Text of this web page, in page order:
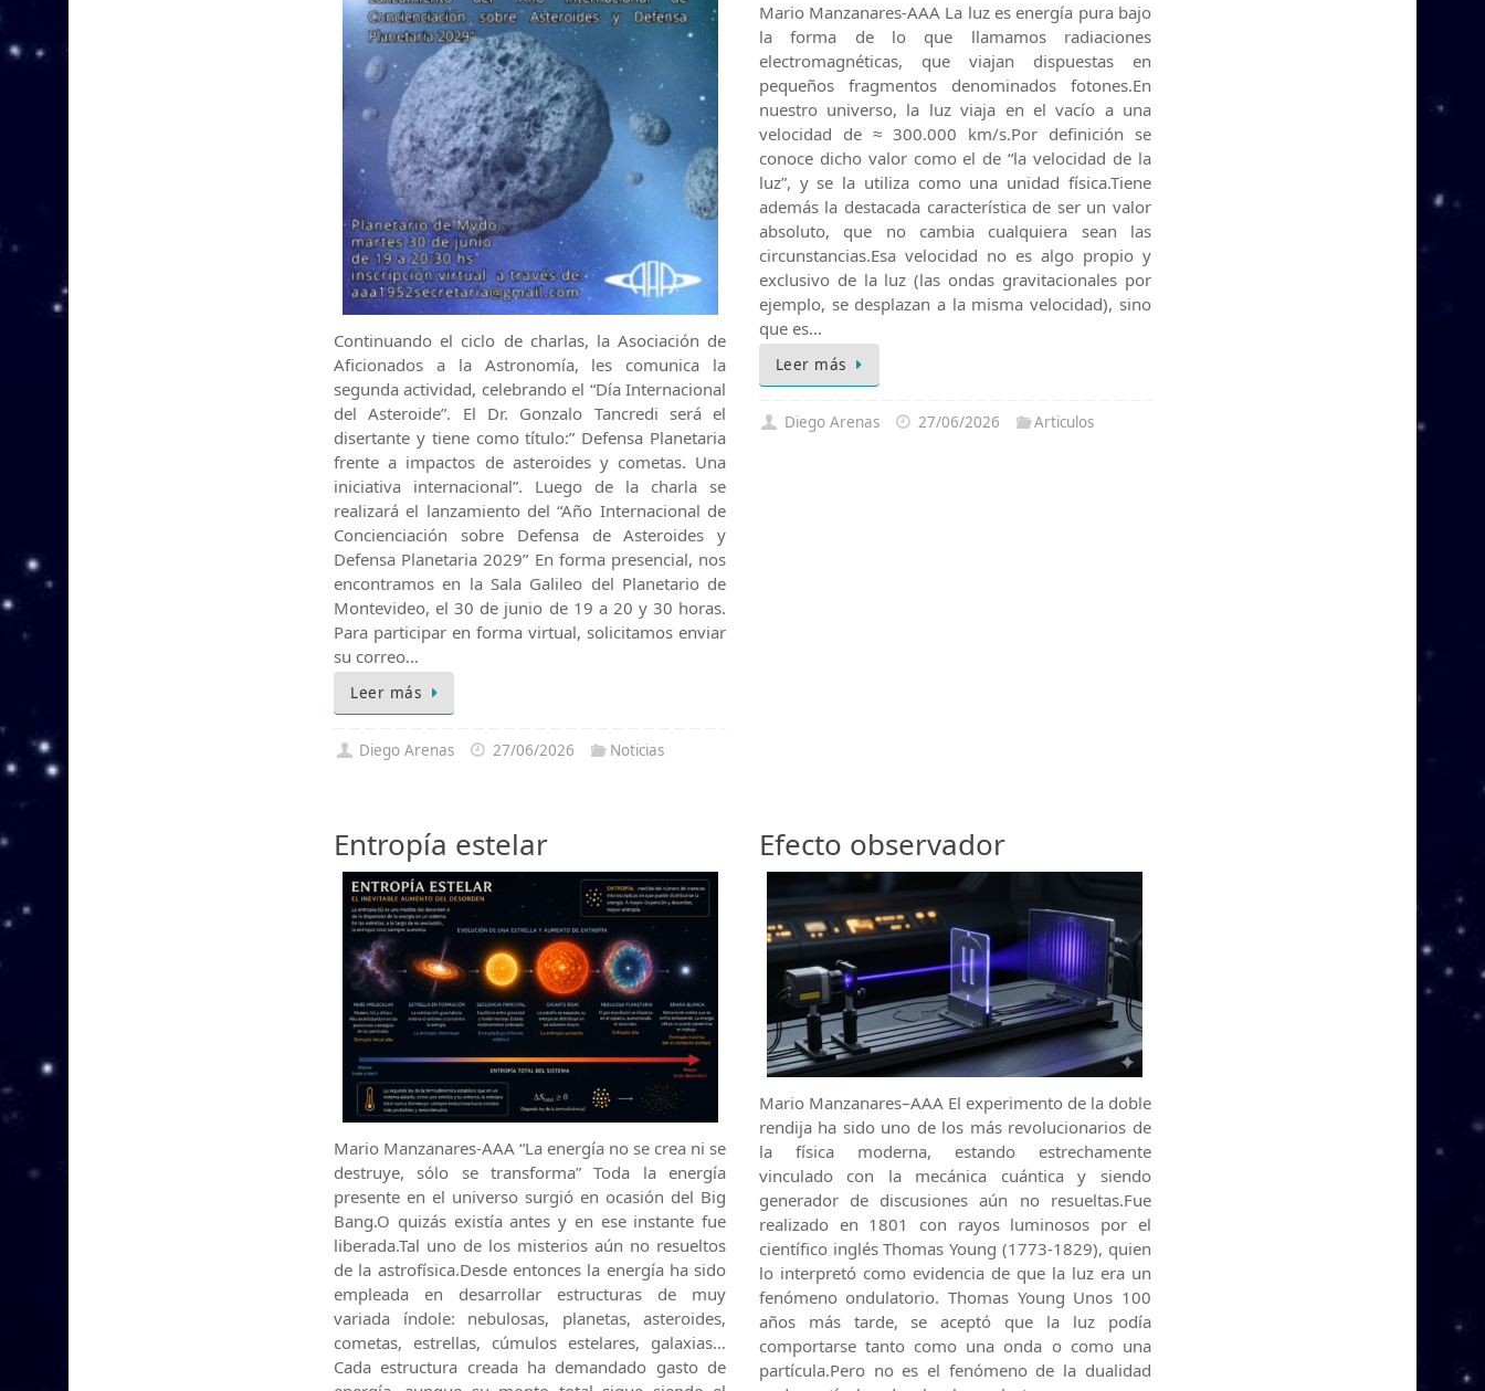
Continuando el ciclo de charlas, la Asociación de
Aficionados a la Astronomía, les comunica la
segunda actividad, celebrando el “Día Internacional
del Asteroide”. El Dr. Gonzalo Tancredi será el
disertante y tiene como título:” Defensa Planetaria
frente a impactos de asteroides y cometas. Una
iniciativa internacional”. Luego de la charla se
realizará el lanzamiento del “Año Internacional de
Concienciación sobre Defensa de Asteroides y
Defensa Planetaria 2029” En forma presencial, nos
encontramos en la Sala Galileo del Planetario de
Montevideo, el 30 de junio de 19 a 20 y 30 horas.
Para participar en forma virtual, solicitamos enviar
su correo…
Leer más
Diego Arenas 27/06/2026 Noticias
Mario Manzanares-AAA La luz es energía pura bajo
la forma de lo que llamamos radiaciones
electromagnéticas, que viajan dispuestas en
pequeños fragmentos denominados fotones.En
nuestro universo, la luz viaja en el vacío a una
velocidad de ≈ 300.000 km/s.Por definición se
conoce dicho valor como el de “la velocidad de la
luz”, y se la utiliza como una unidad física.Tiene
además la destacada característica de ser un valor
absoluto, que no cambia cualquiera sean las
circunstancias.Esa velocidad no es algo propio y
exclusivo de la luz (las ondas gravitacionales por
ejemplo, se desplazan a la misma velocidad), sino
que es…
Leer más
Diego Arenas 27/06/2026 Articulos
Entropía estelar
Mario Manzanares-AAA “La energía no se crea ni se
destruye, sólo se transforma” Toda la energía
presente en el universo surgió en ocasión del Big
Bang.O quizás existía antes y en ese instante fue
liberada.Tal uno de los misterios aún no resueltos
de la astrofísica.Desde entonces la energía ha sido
empleada en desarrollar estructuras de muy
variada índole: nebulosas, planetas, asteroides,
cometas, estrellas, cúmulos estelares, galaxias…
Cada estructura creada ha demandado gasto de
Efecto observador
Mario Manzanares–AAA El experimento de la doble
rendija ha sido uno de los más revolucionarios de
la física moderna, estando estrechamente
vinculado con la mecánica cuántica y siendo
generador de discusiones aún no resueltas.Fue
realizado en 1801 con rayos luminosos por el
científico inglés Thomas Young (1773-1829), quien
lo interpretó como evidencia de que la luz era un
fenómeno ondulatorio. Thomas Young Unos 100
años más tarde, se aceptó que la luz podía
comportarse tanto como una onda o como una
partícula.Pero no es el fenómeno de la dualidad